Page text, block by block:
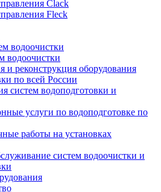
Clack
Fleck
водоочистки
водоочистки
и реконструкция оборудования
по всей России
систем водоподготовки и
услуги по водоподготовке по
работы на установках
систем водоочистки и